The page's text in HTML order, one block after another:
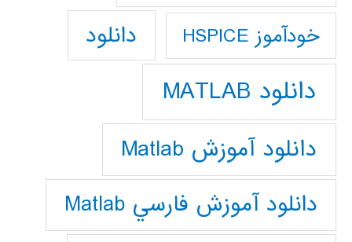
خودآموز HSPICE دانلود
دانلود MATLAB
دانلود آموزش Matlab
دانلود آموزش فارسي Matlab